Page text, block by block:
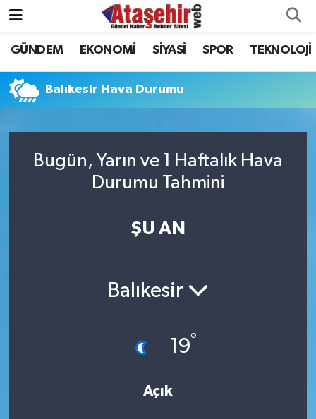
GÜNDEM EKONOMİ SİYASİ SPOR TEKNOLOJİ
Balıkesir Hava Durumu
Bugün, Yarın ve 1 Haftalık Hava
Durumu Tahmini
ŞU AN
Balıkesir
19°
Açık
Hava Durumu
Trafik Durumu
Tüm Manşetler